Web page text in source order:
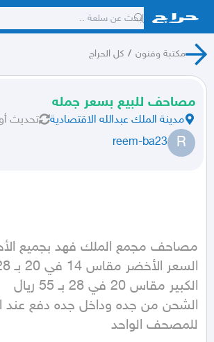
مكتبة وفنون / كل الحراج
مصاحف للبيع بسعر جمله
مدينة الملك عبدالله الاقتصادية تحديث
R
reem-ba23
للمصحف الواحد